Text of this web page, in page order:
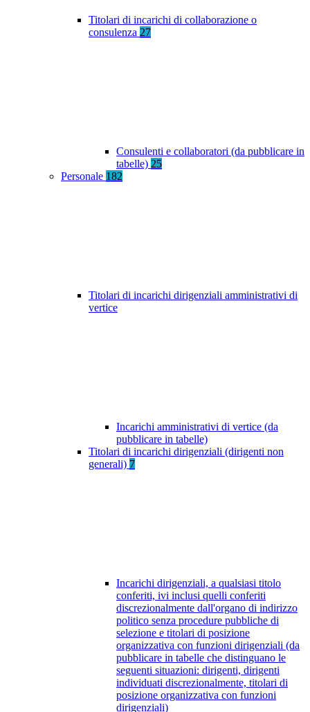
Titolari di incarichi di collaborazione o
consulenza 27
Consulenti e collaboratori (da pubblicare in
tabelle) 25
Personale 182
Titolari di incarichi dirigenziali amministrativi di
vertice
Incarichi amministrativi di vertice (da
pubblicare in tabelle)
Titolari di incarichi dirigenziali (dirigenti non
generali) 7
Incarichi dirigenziali, a qualsiasi titolo
conferiti, ivi inclusi quelli conferiti
discrezionalmente dall'organo di indirizzo
politico senza procedure pubbliche di
selezione e titolari di posizione
organizzativa con funzioni dirigenziali (da
pubblicare in tabelle che distinguano le
seguenti situazioni: dirigenti, dirigenti
individuati discrezionalmente, titolari di
posizione organizzativa con funzioni
dirigenziali)